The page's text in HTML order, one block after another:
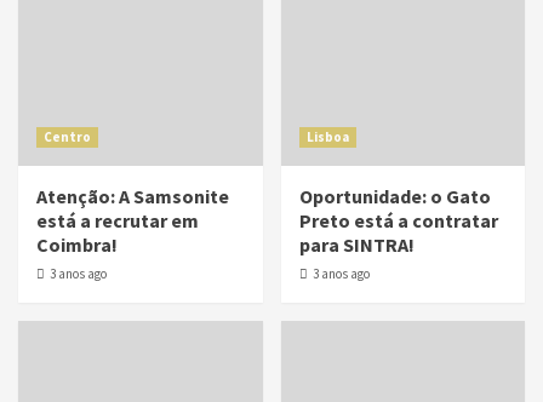
Centro
Atenção: A Samsonite
está a recrutar em
Coimbra!
3 anos ago
Lisboa
Oportunidade: o Gato
Preto está a contratar
para SINTRA!
3 anos ago